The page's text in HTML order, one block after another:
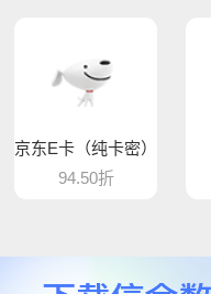
平台新增百商一卡
京东E卡（纯卡密）
94.50折